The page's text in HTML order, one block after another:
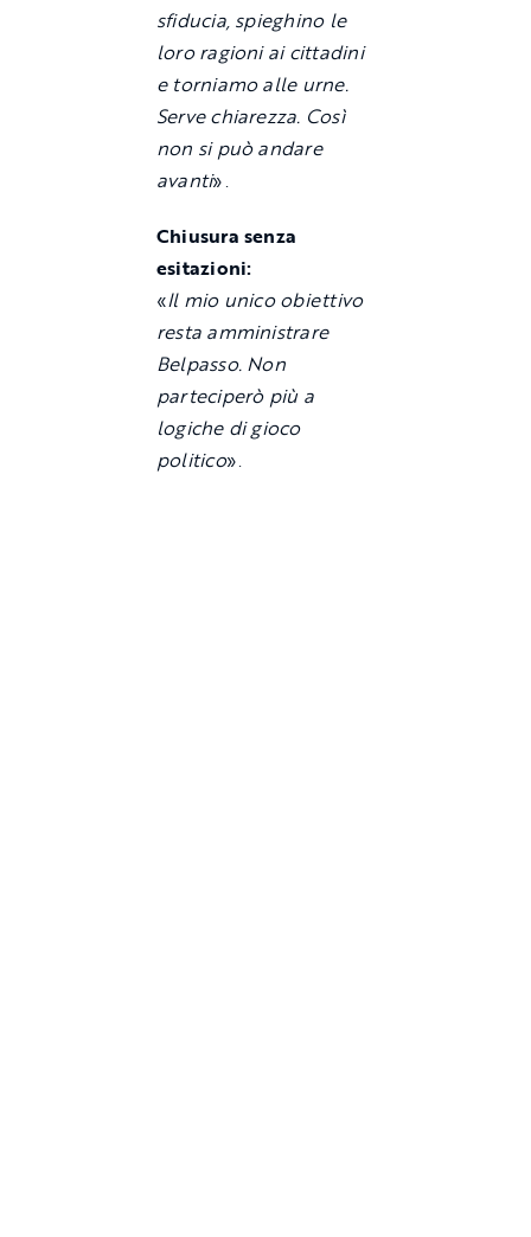
sfiducia, spieghino le
loro ragioni ai cittadini
e torniamo alle urne.
Serve chiarezza. Così
non si può andare
avanti».
Chiusura senza
esitazioni:
«Il mio unico obiettivo
resta amministrare
Belpasso. Non
parteciperò più a
logiche di gioco
politico».